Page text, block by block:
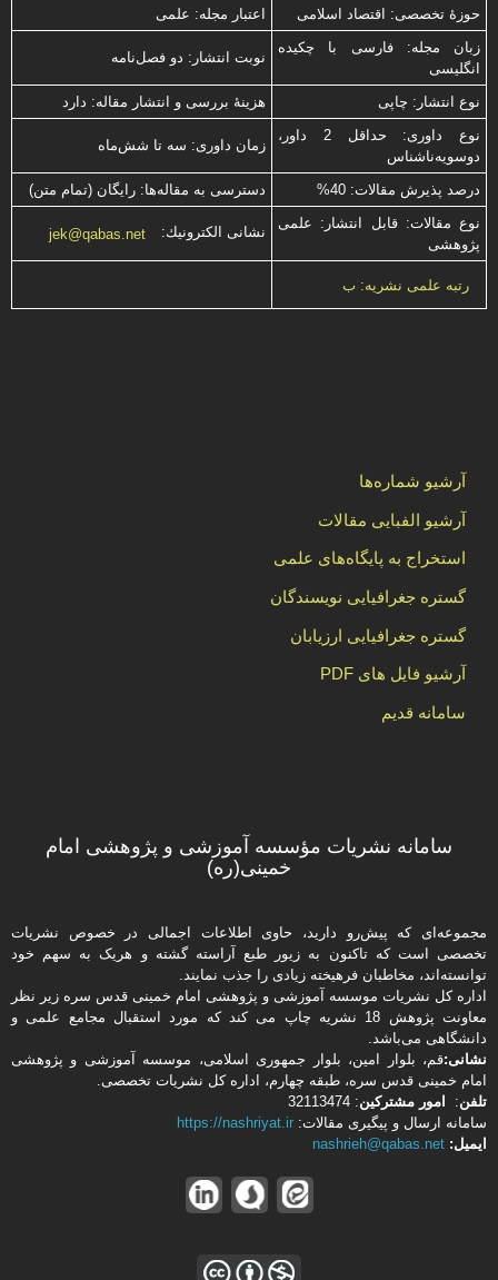
حوزۀ تخصصی: اقتصاد اسلامی
اعتبار مجله: علمی
زبان مجله: فارسی با چكیده
انگلیسی
نوبت انتشار: دو فصل‌نامه
نوع انتشار: چاپی
هزینۀ بررسی و انتشار مقاله: دارد
نوع داوری: حداقل 2 داور،
دوسویه‌ناشناس
زمان داوری: سه تا شش‌ماه
درصد پذیرش مقالات: 40%
دسترسی به مقاله‌ها: رایگان (تمام متن)
نوع مقالات: قابل انتشار: علمی
پژوهشی
نشانی الكترونیك: jek@qabas.net
رتبه علمی نشریه: ب
آرشیو شماره‌ها
آرشیو الفبایی مقالات
استخراج به پایگاه‌های علمی
گستره جغرافیایی نویسندگان
گستره جغرافیایی ارزیابان
آرشیو فایل های PDF
سامانه قدیم
سامانه نشریات مؤسسه آموزشی و پژوهشی امام
خمینی(ره)
مجموعه‌ای که پیش‌رو دارید،‌ حاوی اطلاعات اجمالی در خصوص نشریات
تخصصی است که تاکنون به زیور طبع آراسته گشته و هریک به سهم خود
توانسته‌اند، مخاطبان فرهیخته‌ زیادی را جذب نمایند.
اداره كل نشریات موسسه آموزشی و پژوهشی امام خمینی قدس سره زیر نظر
معاونت پژوهش 18 نشریه چاپ می کند که مورد استقبال مجامع علمی و
دانشگاهی می‌باشد.
نشانی:قم، بلوار امین، بلوار جمهوری اسلامی، موسسه آموزشی و پژوهشی
امام خمینی قدس سره، طبقه چهارم، اداره كل نشریات تخصصی.
تلفن: امور مشتركین: 32113474
سامانه ارسال و پیگیری مقالات: https://nashriyat.ir
ایمیل: nashrieh@qabas.net